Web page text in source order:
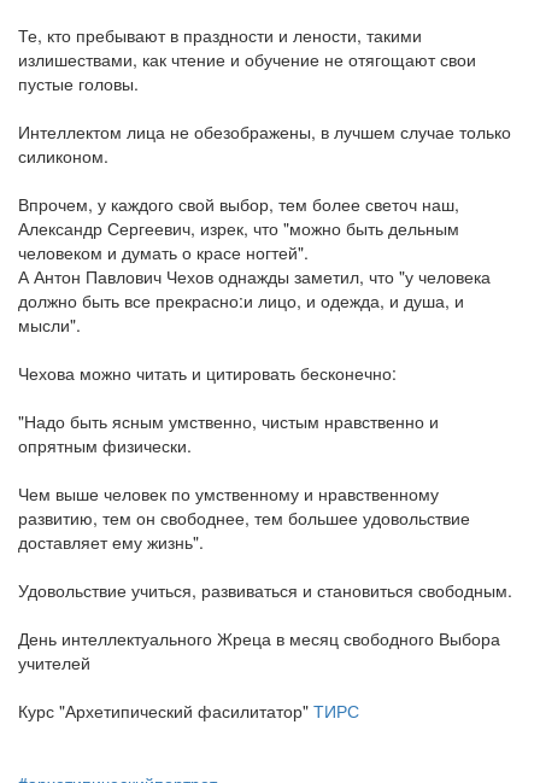
Те, кто пребывают в праздности и лености, такими
излишествами, как чтение и обучение не отягощают свои
пустые головы.
Интеллектом лица не обезображены, в лучшем случае только
силиконом.
Впрочем, у каждого свой выбор, тем более светоч наш,
Александр Сергеевич, изрек, что "можно быть дельным
человеком и думать о красе ногтей".
А Антон Павлович Чехов однажды заметил, что "у человека
должно быть все прекрасно:и лицо, и одежда, и душа, и
мысли".
Чехова можно читать и цитировать бесконечно:
"Надо быть ясным умственно, чистым нравственно и
опрятным физически.
Чем выше человек по умственному и нравственному
развитию, тем он свободнее, тем большее удовольствие
доставляет ему жизнь".
Удовольствие учиться, развиваться и становиться свободным.
День интеллектуального Жреца в месяц свободного Выбора
учителей
Курс "Архетипический фасилитатор" ТИРС